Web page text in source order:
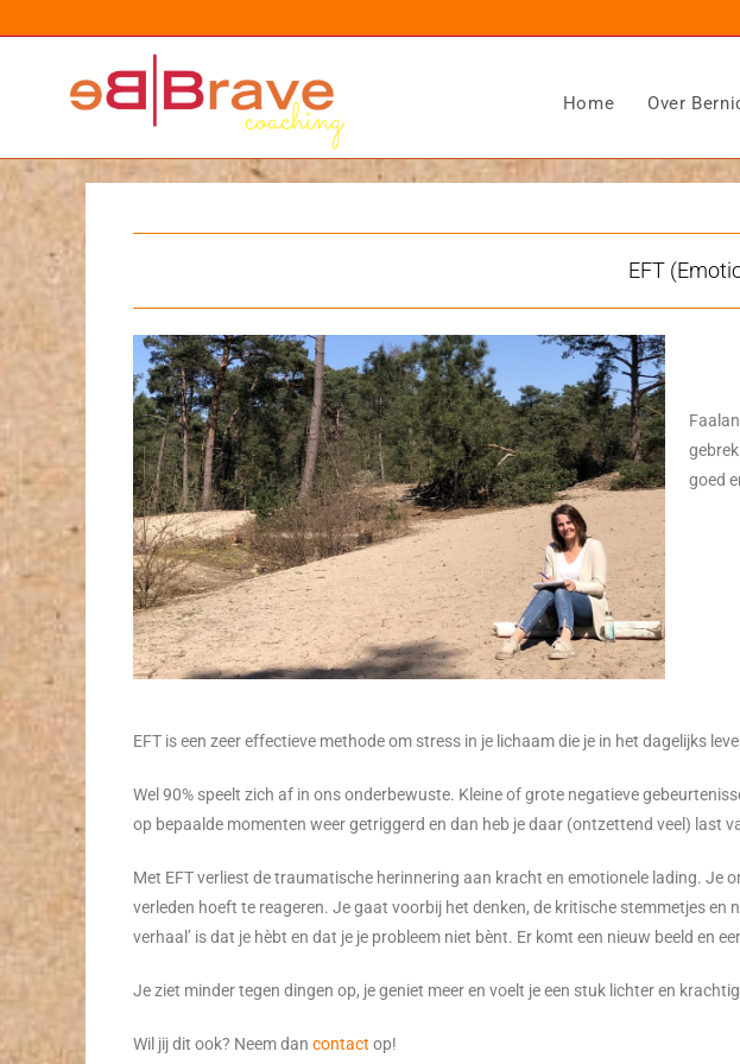
Home Over
EFT
goed
EFT is een zeer effectieve methode om stress in je lichaam die je in het dagelijks
Wel 90% speelt zich af in ons onderbewuste. Kleine of grote negatieve
op bepaalde momenten weer getriggerd en dan heb je daar (ontzettend veel) last
Met EFT verliest de traumatische herinnering aan kracht en emotionele lading.
verleden hoeft te reageren. Je gaat voorbij het denken, de kritische stemmetjes
verhaal’ is dat je hèbt en dat je je probleem niet bènt. Er komt een nieuw beeld en
Je ziet minder tegen dingen op, je geniet meer en voelt je een stuk lichter en
Wil jij dit ook? Neem dan contact op!